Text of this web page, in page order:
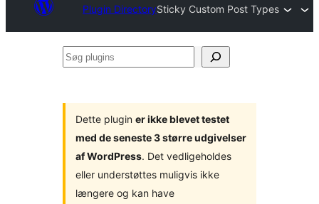
Plugin DirectorySticky Custom Post Types
Søg
Dette plugin er ikke blevet testet
med de seneste 3 større udgivelser
af WordPress. Det vedligeholdes
eller understøttes muligvis ikke
længere og kan have